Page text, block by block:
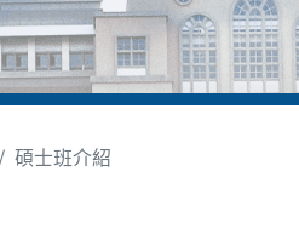
碩士班介紹